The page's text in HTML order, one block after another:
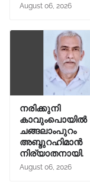
August 06, 2026
നരിക്കുനി
കാവുംപൊയിൽ
ചങ്ങലാംപുറം
അബ്ദുറഹിമാൻ
നിര്യാതനായി.
August 06, 2026